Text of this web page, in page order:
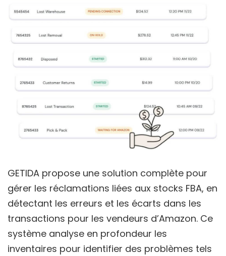
GETIDA propose une solution complète pour
gérer les réclamations liées aux stocks FBA, en
détectant les erreurs et les écarts dans les
transactions pour les vendeurs d’Amazon. Ce
système analyse en profondeur les
inventaires pour identifier des problèmes tels